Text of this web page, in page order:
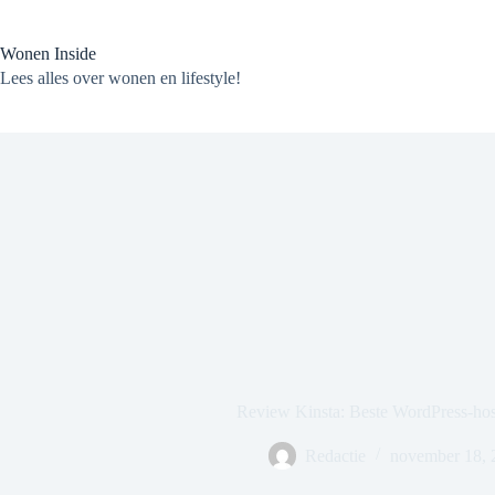
de
inhoud
Wonen Inside
Lees alles over wonen en lifestyle!